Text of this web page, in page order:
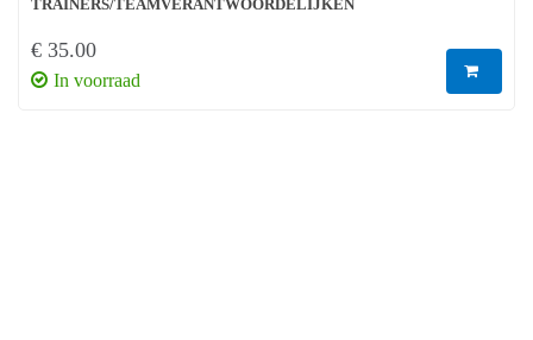
TRAINERS/TEAMVERANTWOORDELIJKEN
€ 35.00
In voorraad